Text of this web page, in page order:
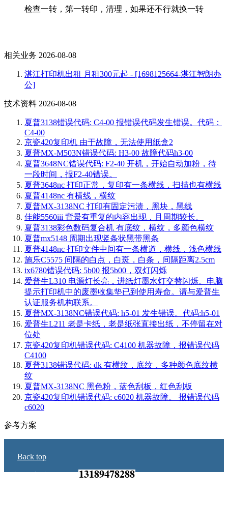
检查一转，第一转印，清理，如果还不行就换一转
相关业务 2026-08-08
湛江打印机出租 月租300元起 - [1698125664-湛江智朗办
公]
技术资料 2026-08-08
夏普3138错误代码: C4-00 报错误代码发生错误。代码：
C4-00
京瓷420复印机 由于故障，无法使用纸盒2
夏普MX-M503N错误代码: H3-00 故障代码h3-00
夏普3648NC错误代码: F2-40 开机，开始自动加粉，待
一段时间，报F2-40错误。
夏普3648nc 打印正常，复印有一条横线，扫描也有横线
夏普4148nc 有横线，横纹
夏普MX-3138NC 打印有固定污渍，黑块，黑线
佳能5560iii 背景有重复的内容出现，且周期较长。
夏普3138彩色数码复合机 有底纹，横纹，多颜色横纹
夏普mx5148 周期出现竖条状黑带黑条
夏普4148nc 打印文件中间有一条横道，横线，浅色横线
施乐C5575 间隔的白点，白斑，白条，间隔距离2.5cm
ix6780错误代码: 5b00 报5b00，双灯闪烁
爱普生L310 电源灯长亮，进纸灯墨水灯交替闪烁。电脑
提示打印机中的废墨收集垫已到使用寿命。请与爱普生
认证服务机构联系。
夏普MX-3138NC错误代码: h5-01 发生错误。代码:h5-01
爱普生L211 老是卡纸，老是纸张直接出纸，不停留在对
位处
京瓷420复印机错误代码: C4100 机器故障，报错误代码
C4100
夏普3138错误代码: dk 有横纹，底纹，多种颜色底纹横
纹
夏普MX-3138NC 黑色粉，蓝色刮板，红色刮板
京瓷420复印机错误代码: c6020 机器故障。 报错误代码
c6020
参考方案
Back top